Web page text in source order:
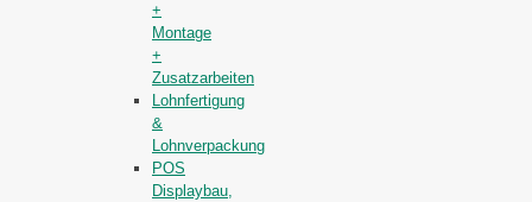
+
Montage
+
Zusatzarbeiten
Lohnfertigung
&
Lohnverpackung
POS
Displaybau,